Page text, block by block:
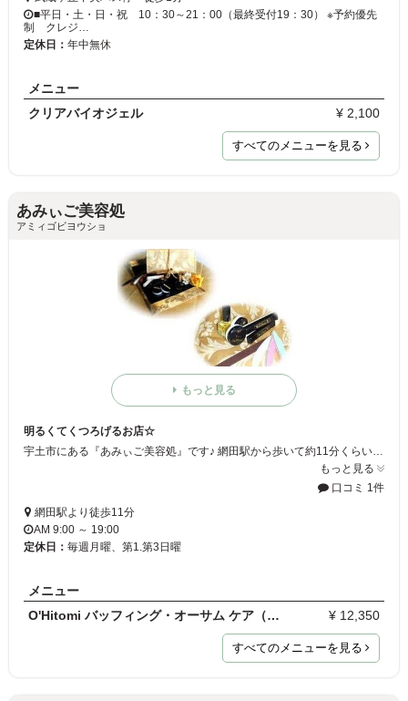
■平日・土・日・祝 10：30～21：00（最終受付19：30） ※予約優先
制 クレジ…
定休日： 年中無休
メニュー
クリアバイオジェル
¥ 2,100
すべてのメニューを見る
あみぃご美容処
アミィゴビヨウショ
もっと見る
明るくてくつろげるお店☆
宇土市にある『あみぃご美容処』です♪ 網田駅から歩いて約11分くらいのところにあります♪ お店自体は明るい雰囲気です☆ そんな雰囲気のため、くつろぎに来る人が多く、みなさまにとっても楽しい場所になっていると思います☆ みなさまもぜひお越しください♪
もっと見る
口コミ 1件
網田駅より徒歩11分
AM 9:00 ～ 19:00
定休日： 毎週月曜、第1.第3日曜
メニュー
O'Hitomi バッフィング・オーサム ケア（90分コ…
¥ 12,350
すべてのメニューを見る